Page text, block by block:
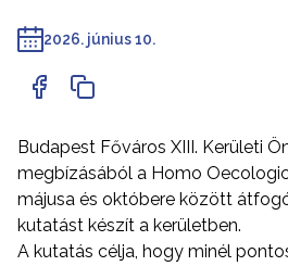
2026. június 10.
Budapest Főváros XIII. Kerületi
megbízásából a Homo
májusa és októbere között
kutatást készít a kerületben.
A kutatás célja, hogy minél